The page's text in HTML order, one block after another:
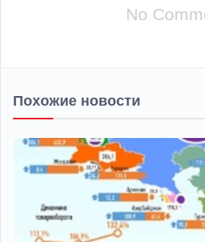
No
Похожие новости